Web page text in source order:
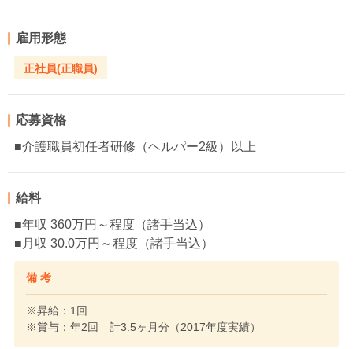
雇用形態
正社員(正職員)
応募資格
■介護職員初任者研修（ヘルパー2級）以上
給料
■年収 360万円～程度（諸手当込）
■月収 30.0万円～程度（諸手当込）
備 考
※昇給：1回
※賞与：年2回 計3.5ヶ月分（2017年度実績）